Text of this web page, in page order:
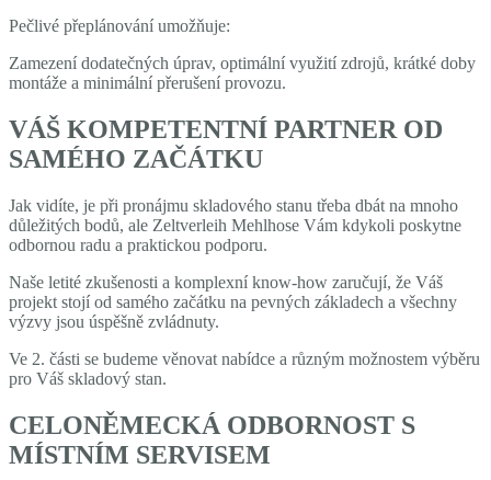
Pečlivé přeplánování umožňuje:
Zamezení dodatečných úprav, optimální využití zdrojů, krátké doby
montáže a minimální přerušení provozu.
VÁŠ KOMPETENTNÍ PARTNER OD
SAMÉHO ZAČÁTKU
Jak vidíte, je při pronájmu skladového stanu třeba dbát na mnoho
důležitých bodů, ale Zeltverleih Mehlhose Vám kdykoli poskytne
odbornou radu a praktickou podporu.
Naše letité zkušenosti a komplexní know-how zaručují, že Váš
projekt stojí od samého začátku na pevných základech a všechny
výzvy jsou úspěšně zvládnuty.
Ve 2. části se budeme věnovat nabídce a různým možnostem výběru
pro Váš skladový stan.
CELONĚMECKÁ ODBORNOST S
MÍSTNÍM SERVISEM